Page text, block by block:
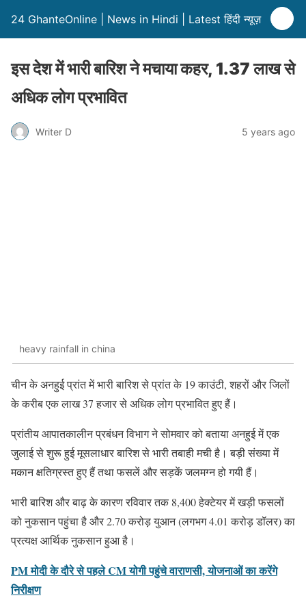
24 GhanteOnline | News in Hindi | Latest हिंदी न्यूज़
इस देश में भारी बारिश ने मचाया कहर, 1.37 लाख से
अधिक लोग प्रभावित
Writer D 5 years ago
heavy rainfall in china
चीन के अनहुई प्रांत में भारी बारिश से प्रांत के 19 काउंटी, शहरों और जिलों
के करीब एक लाख 37 हजार से अधिक लोग प्रभावित हुए हैं।
प्रांतीय आपातकालीन प्रबंधन विभाग ने सोमवार को बताया अनहुई में एक
जुलाई से शुरू हुई मूसलाधार बारिश से भारी तबाही मची है। बड़ी संख्या में
मकान क्षतिग्रस्त हुए हैं तथा फसलें और सड़कें जलमग्न हो गयी हैं।
भारी बारिश और बाढ़ के कारण रविवार तक 8,400 हेक्टेयर में खड़ी फसलों
को नुकसान पहुंचा है और 2.70 करोड़ युआन (लगभग 4.01 करोड़ डॉलर) का
प्रत्यक्ष आर्थिक नुकसान हुआ है।
PM मोदी के दौरे से पहले CM योगी पहुंचे वाराणसी, योजनाओं का करेंगे
निरीक्षण